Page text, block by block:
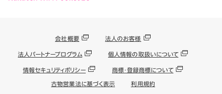
会社概要 法人のお客様
法人パートナープログラム 個人情報の取扱いについて
情報セキュリティポリシー 商標・登録商標について
古物営業法に基づく表示 利用規約